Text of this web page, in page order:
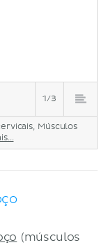
1/3
Músculos
(músculos